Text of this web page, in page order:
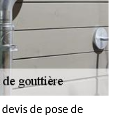
de pose de